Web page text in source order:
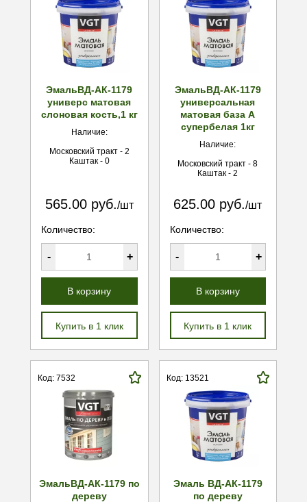
ЭмальВД-АК-1179
универс матовая
слоновая кость,1 кг
Наличие:
Московский тракт - 2
Каштак - 0
565.00 руб./шт
Количество:
- +
В корзину
Купить в 1 клик
ЭмальВД-АК-1179
универсальная
матовая база А
супербелая 1кг
Наличие:
Московский тракт - 8
Каштак - 2
625.00 руб./шт
Количество:
- +
В корзину
Купить в 1 клик
Код: 7532
ЭмальВД-АК-1179 по
дереву
Код: 13521
Эмаль ВД-АК-1179
по дереву